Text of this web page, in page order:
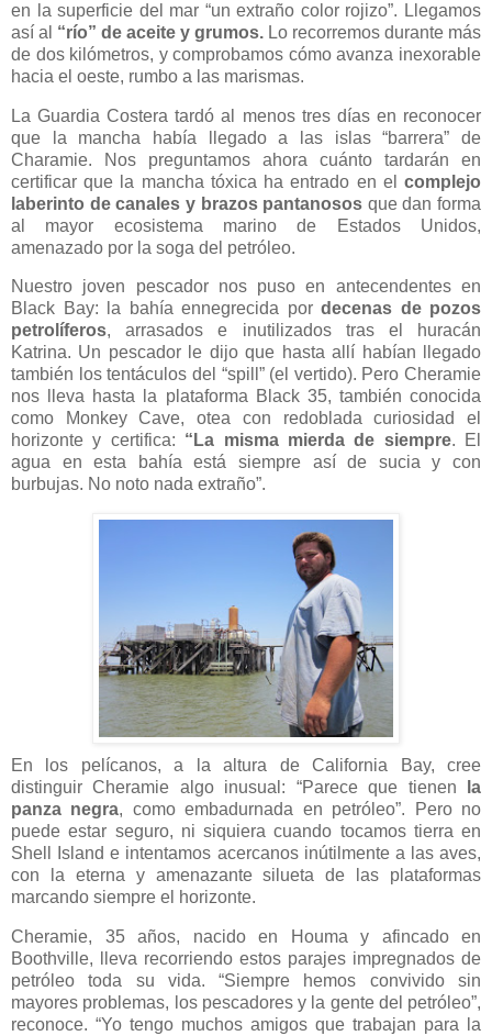
en la superficie del mar “un extraño color rojizo”. Llegamos
así al “río” de aceite y grumos. Lo recorremos durante más
de dos kilómetros, y comprobamos cómo avanza inexorable
hacia el oeste, rumbo a las marismas.
La Guardia Costera tardó al menos tres días en reconocer
que la mancha había llegado a las islas “barrera” de
Charamie. Nos preguntamos ahora cuánto tardarán en
certificar que la mancha tóxica ha entrado en el complejo
laberinto de canales y brazos pantanosos que dan forma
al mayor ecosistema marino de Estados Unidos,
amenazado por la soga del petróleo.
Nuestro joven pescador nos puso en antecendentes en
Black Bay: la bahía ennegrecida por decenas de pozos
petrolíferos, arrasados e inutilizados tras el huracán
Katrina. Un pescador le dijo que hasta allí habían llegado
también los tentáculos del “spill” (el vertido). Pero Cheramie
nos lleva hasta la plataforma Black 35, también conocida
como Monkey Cave, otea con redoblada curiosidad el
horizonte y certifica: “La misma mierda de siempre. El
agua en esta bahía está siempre así de sucia y con
burbujas. No noto nada extraño”.
En los pelícanos, a la altura de California Bay, cree
distinguir Cheramie algo inusual: “Parece que tienen
la
panza negra, como embadurnada en petróleo”. Pero no
puede estar seguro, ni siquiera cuando tocamos tierra en
Shell Island e intentamos acercanos inútilmente a las aves,
con la eterna y amenazante silueta de las plataformas
marcando siempre el horizonte.
Cheramie, 35 años, nacido en Houma y afincado en
Boothville, lleva recorriendo estos parajes impregnados de
petróleo toda su vida. “Siempre hemos convivido sin
mayores problemas, los pescadores y la gente del petróleo”,
reconoce. “Yo tengo muchos amigos que trabajan para la